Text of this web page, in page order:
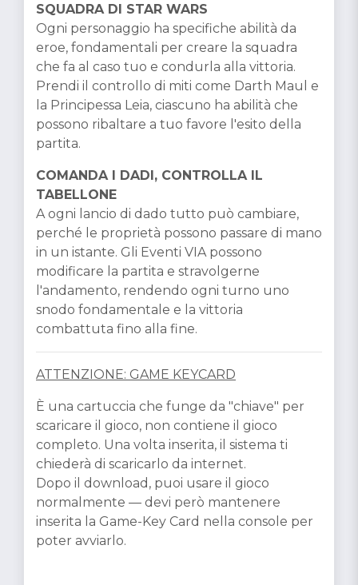
SQUADRA DI STAR WARS
Ogni personaggio ha specifiche abilità da
eroe, fondamentali per creare la squadra
che fa al caso tuo e condurla alla vittoria.
Prendi il controllo di miti come Darth Maul e
la Principessa Leia, ciascuno ha abilità che
possono ribaltare a tuo favore l'esito della
partita.
COMANDA I DADI, CONTROLLA IL
TABELLONE
A ogni lancio di dado tutto può cambiare,
perché le proprietà possono passare di mano
in un istante. Gli Eventi VIA possono
modificare la partita e stravolgerne
l'andamento, rendendo ogni turno uno
snodo fondamentale e la vittoria
combattuta fino alla fine.
ATTENZIONE: GAME KEYCARD
È una cartuccia che funge da "chiave" per
scaricare il gioco, non contiene il gioco
completo. Una volta inserita, il sistema ti
chiederà di scaricarlo da internet.
Dopo il download, puoi usare il gioco
normalmente — devi però mantenere
inserita la Game-Key Card nella console per
poter avviarlo.